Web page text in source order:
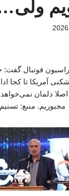
فوتبال گفت:
آمریکا تا کجا
دلمان
مجبوریم. منبع: تسنیم